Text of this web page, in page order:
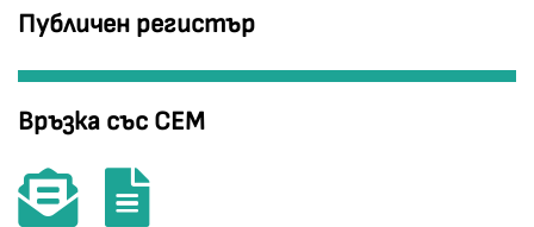
Публичен регистър
Връзка със СЕМ